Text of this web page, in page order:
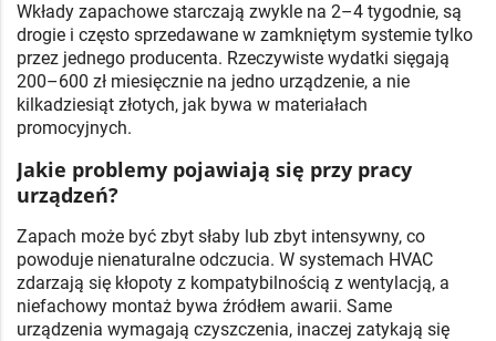
Wkłady zapachowe starczają zwykle na 2–4 tygodnie, są
drogie i często sprzedawane w zamkniętym systemie tylko
przez jednego producenta. Rzeczywiste wydatki sięgają
200–600 zł miesięcznie na jedno urządzenie, a nie
kilkadziesiąt złotych, jak bywa w materiałach
promocyjnych.
Jakie problemy pojawiają się przy pracy
urządzeń?
Zapach może być zbyt słaby lub zbyt intensywny, co
powoduje nienaturalne odczucia. W systemach HVAC
zdarzają się kłopoty z kompatybilnością z wentylacją, a
niefachowy montaż bywa źródłem awarii. Same
urządzenia wymagają czyszczenia, inaczej zatykają się